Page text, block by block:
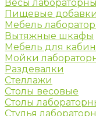
Весы
Пищевые добавки
Мебель
Вытяжные шкафы
Мебель для
Мойки
Раздевалки
Стеллажи
Столы весовые
Столы
Стулья